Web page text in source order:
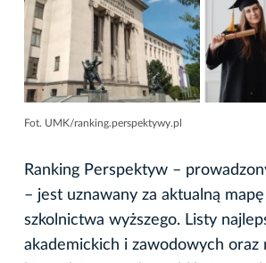
Fot. UMK/ranking.perspektywy.pl
Ranking Perspektyw –
– jest uznawany za aktualną
szkolnictwa wyższego. Listy
akademickich i zawodowych oraz